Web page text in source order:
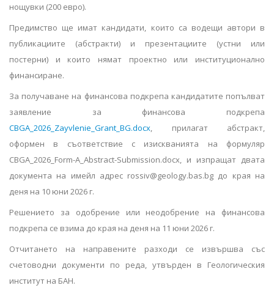
нощувки (200 евро).
Предимство ще имат кандидати, които са водещи автори в
публикациите (абстракти) и презентациите (устни или
постерни) и които нямат проектно или институционално
финансиране.
За получаване на финансова подкрепа кандидатите попълват
заявление за финансова подкрепа
CBGA_2026_Zayvlenie_Grant_BG.docx, прилагат абстракт,
оформен в съответствие с изискванията на формуляр
CBGA_2026_Form-A_Abstract-Submission.docx, и изпращат двата
документа на имейл адрес rossiv@geology.bas.bg до края на
деня на 10 юни 2026 г.
Решението за одобрение или неодобрение на финансова
подкрепа се взима до края на деня на 11 юни 2026 г.
Отчитането на направените разходи се извършва със
счетоводни документи по реда, утвърден в Геологическия
институт на БАН.